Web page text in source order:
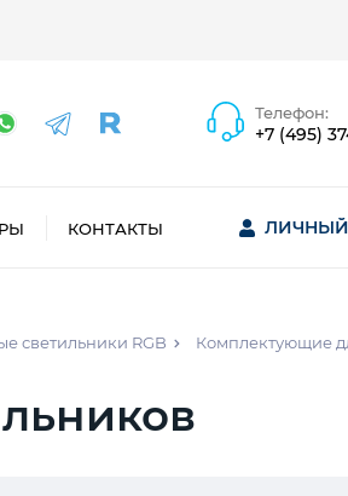
Телефон:
+7 (495)
КОНТАКТЫ
светильники RGB Комплектующие